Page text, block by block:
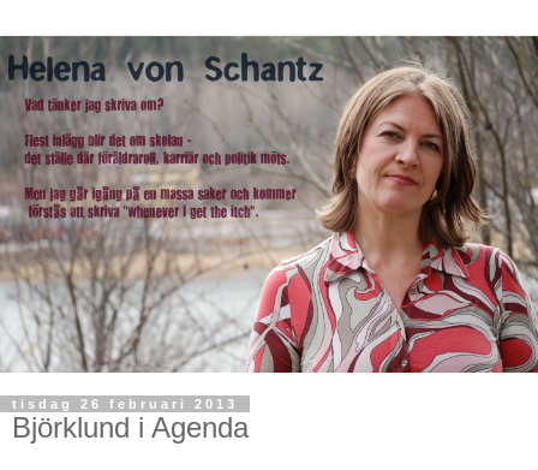
tisdag 26 februari 2013
Björklund i Agenda